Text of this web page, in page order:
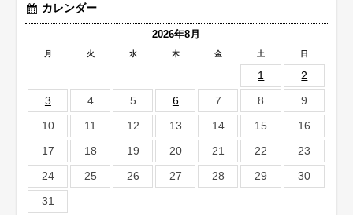
カレンダー
2026年8月
月 火 水 木 金 土 日
1
2
3
4 5 6 7 8
9
10
11 12 13 14 15
16
17
18 19 20 21 22
23
24
25 26 27 28 29
30
31